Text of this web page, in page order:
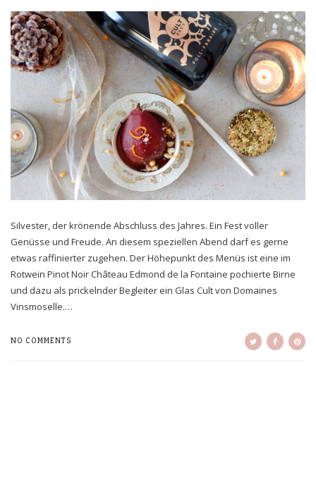
Silvester, der krönende Abschluss des Jahres. Ein Fest voller
Genüsse und Freude. An diesem speziellen Abend darf es gerne
etwas raffinierter zugehen. Der Höhepunkt des Menüs ist eine im
Rotwein Pinot Noir Château Edmond de la Fontaine pochierte Birne
und dazu als prickelnder Begleiter ein Glas Cult von Domaines
Vinsmoselle.…
NO COMMENTS